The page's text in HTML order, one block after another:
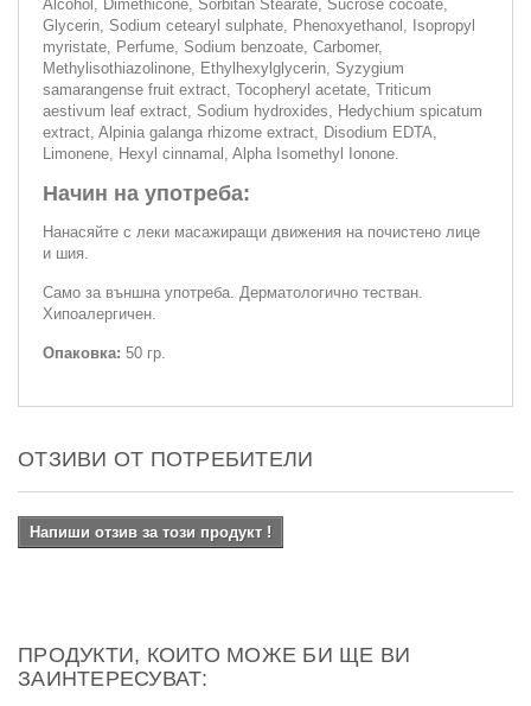
Alcohol, Dimethicone, Sorbitan Stearate, Sucrose cocoate,
Glycerin, Sodium cetearyl sulphate, Phenoxyethanol, Isopropyl
myristate, Perfume, Sodium benzoate, Carbomer,
Methylisothiazolinone, Ethylhexylglycerin, Syzygium
samarangense fruit extract, Tocopheryl acetate, Triticum
aestivum leaf extract, Sodium hydroxides, Hedychium spicatum
extract, Alpinia galanga rhizome extract, Disodium EDTA,
Limonene, Hexyl cinnamal, Alpha Isomethyl Ionone.
Начин на употреба:
Нанасяйте с леки масажиращи движения на почистено лице
и шия.
Само за външна употреба. Дерматологично тестван.
Хипоалергичен.
Опаковка: 50 гр.
ОТЗИВИ ОТ ПОТРЕБИТЕЛИ
Напиши отзив за този продукт !
ПРОДУКТИ, КОИТО МОЖЕ БИ ЩЕ ВИ
ЗАИНТЕРЕСУВАТ: